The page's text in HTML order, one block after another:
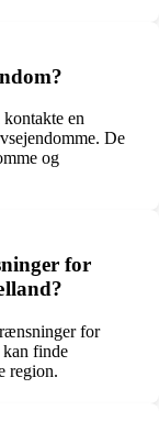
en
De
og
for
for
finde
region.